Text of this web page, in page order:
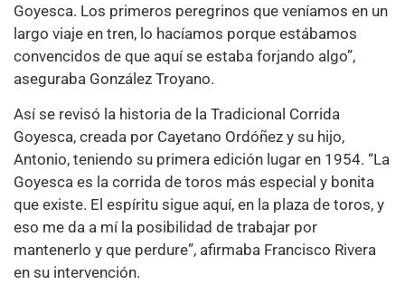
Goyesca. Los primeros peregrinos que veníamos en un
largo viaje en tren, lo hacíamos porque estábamos
convencidos de que aquí se estaba forjando algo”,
aseguraba González Troyano.
Así se revisó la historia de la Tradicional Corrida
Goyesca, creada por Cayetano Ordóñez y su hijo,
Antonio, teniendo su primera edición lugar en 1954. “La
Goyesca es la corrida de toros más especial y bonita
que existe. El espíritu sigue aquí, en la plaza de toros, y
eso me da a mí la posibilidad de trabajar por
mantenerlo y que perdure”, afirmaba Francisco Rivera
en su intervención.